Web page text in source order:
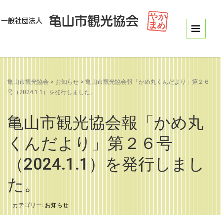
亀山市観光協会 > お知らせ > 亀山市観光協会報「かめ丸くんだより」第２６
号（2024.1.1）を発行しました。
亀山市観光協会報「かめ丸
くんだより」第２６号
（2024.1.1）を発行しまし
た。
カテゴリー: お知らせ